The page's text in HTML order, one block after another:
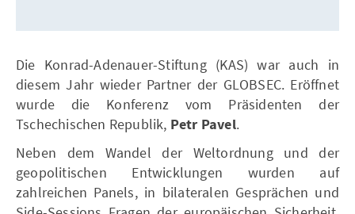
Die Konrad-Adenauer-Stiftung (KAS) war auch in
diesem Jahr wieder Partner der GLOBSEC. Eröffnet
wurde die Konferenz vom Präsidenten der
Tschechischen Republik, Petr Pavel.
Neben dem Wandel der Weltordnung und der
geopolitischen Entwicklungen wurden auf
zahlreichen Panels, in bilateralen Gesprächen und